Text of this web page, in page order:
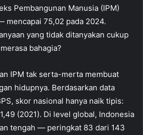
Pembangunan Manusia (IPM)
mencapai 75,02 pada 2024.
yang tidak ditanyakan cukup
bahagia?
IPM tak serta-merta membuat
hidupnya. Berdasarkan data
skor nasional hanya naik tipis:
(2021). Di level global, Indonesia
tengah — peringkat 83 dari 143